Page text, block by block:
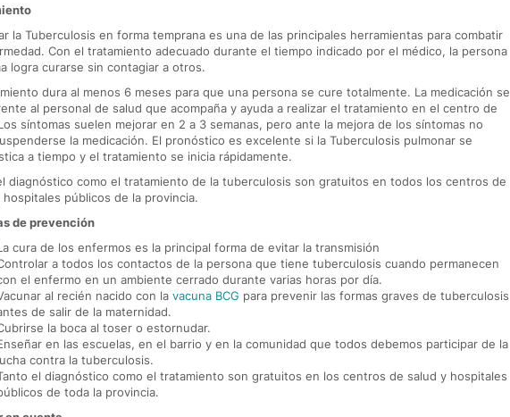
la Tuberculosis en forma temprana es una de las principales herramientas para combatir
Con el tratamiento adecuado durante el tiempo indicado por el médico, la persona
logra curarse sin contagiar a otros.
dura al menos 6 meses para que una persona se cure totalmente. La medicación se
al personal de salud que acompaña y ayuda a realizar el tratamiento en el centro de
síntomas suelen mejorar en 2 a 3 semanas, pero ante la mejora de los síntomas no
la medicación. El pronóstico es excelente si la Tuberculosis pulmonar se
a tiempo y el tratamiento se inicia rápidamente.
diagnóstico como el tratamiento de la tuberculosis son gratuitos en todos los centros de
hospitales públicos de la provincia.
de prevención
cura de los enfermos es la principal forma de evitar la transmisión
a todos los contactos de la persona que tiene tuberculosis cuando permanecen
el enfermo en un ambiente cerrado durante varias horas por día.
al recién nacido con la vacuna BCG para prevenir las formas graves de tuberculosis
de salir de la maternidad.
la boca al toser o estornudar.
en las escuelas, en el barrio y en la comunidad que todos debemos participar de la
contra la tuberculosis.
el diagnóstico como el tratamiento son gratuitos en los centros de salud y hospitales
de toda la provincia.